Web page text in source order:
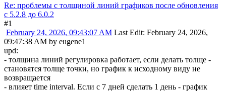
Re: проблемы с толщиной линий графиков после обновления
c 5.2.8 до 6.0.2
#1
February 24, 2026, 09:43:07 AM Last Edit: February 24, 2026,
09:47:38 AM by eugene1
upd:
- толщина линий регулировка работает, если делать толще -
становятся толще точки, но график к исходному виду не
возвращается
- влияет time interval. Если с 7 дней сделать 1 день - график